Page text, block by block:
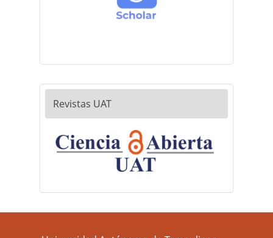
Revistas UAT